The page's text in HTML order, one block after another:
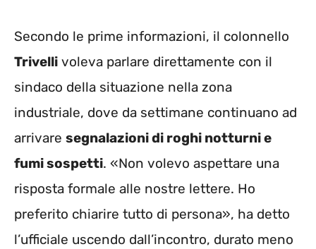
Secondo le prime informazioni, il colonnello
Trivelli voleva parlare direttamente con il
sindaco della situazione nella zona
industriale, dove da settimane continuano ad
arrivare segnalazioni di roghi notturni e
fumi sospetti. «Non volevo aspettare una
risposta formale alle nostre lettere. Ho
preferito chiarire tutto di persona», ha detto
l’ufficiale uscendo dall’incontro, durato meno